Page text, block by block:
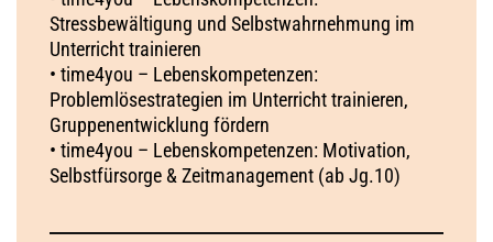
Stressbewältigung und Selbstwahrnehmung im
Unterricht trainieren
• time4you – Lebenskompetenzen:
Problemlösestrategien im Unterricht trainieren,
Gruppenentwicklung fördern
• time4you – Lebenskompetenzen: Motivation,
Selbstfürsorge & Zeitmanagement (ab Jg.10)